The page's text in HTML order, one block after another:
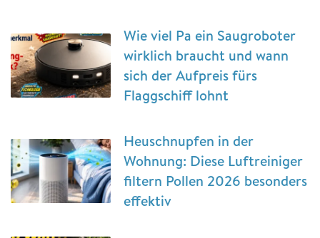
Wie viel Pa ein Saugroboter
wirklich braucht und wann
sich der Aufpreis fürs
Flaggschiff lohnt
Heuschnupfen in der
Wohnung: Diese Luftreiniger
filtern Pollen 2026 besonders
effektiv